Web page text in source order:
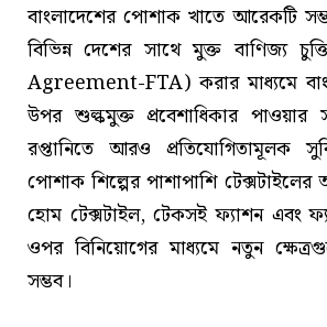
বাংলাদেশের পোশাক খাতে আরেকটি
বিভিন্ন দেশের সাথে মুক্ত বাণিজ্য
Agreement-FTA) করার মাধ্যমে
উপর শুল্কমুক্ত প্রবেশাধিকার পাওয়ার
রপ্তানিতে আরও প্রতিযোগিতামূলক
পোশাক শিল্পের পাশাপাশি
হোম টেক্সটাইল, টেকসই ফ্যাশন এবং
ওপর বিনিয়োগের মাধ্যমে নতুন
সম্ভব।